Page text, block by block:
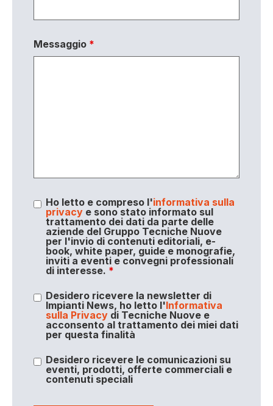
Messaggio *
Ho letto e compreso l'informativa sulla
privacye sono stato informato sul
trattamento dei dati da parte delle
aziende del Gruppo Tecniche Nuove
per l'invio di contenuti editoriali, e-
book, white paper, guide e monografie,
inviti a eventi e convegni professionali
di interesse. *
Desidero ricevere la newsletter di
Impianti News, ho letto l'Informativa
sulla Privacydi Tecniche Nuove e
acconsento al trattamento dei miei dati
per questa finalità
Desidero ricevere le comunicazioni su
eventi, prodotti, offerte commerciali e
contenuti speciali